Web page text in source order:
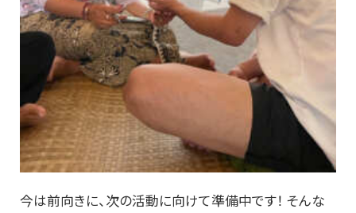
今は前向きに、次の活動に向けて準備中です！ そんな